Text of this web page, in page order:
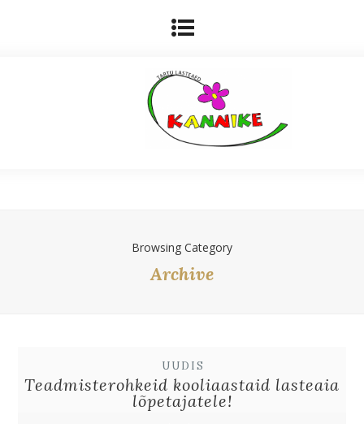
Browsing Category
Archive
UUDIS
Teadmisterohkeid kooliaastaid lasteaia
lõpetajatele!